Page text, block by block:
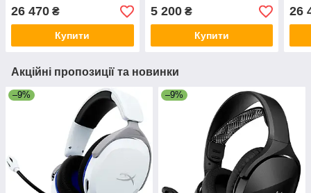
26 470 ₴
Купити
5 200₴
Купити
26
Акційні пропозиції та новинки
–9% –9%